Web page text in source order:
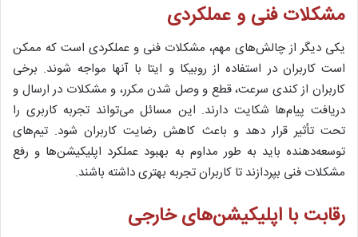
مشکلات فنی و عملکردی
یکی دیگر از چالش‌های مهم، مشکلات فنی و عملکردی است که ممکن
است کاربران در استفاده از روبیکا و ایتا با آنها مواجه شوند. برخی
کاربران از کندی سرعت، قطع و وصل شدن مکرر، و مشکلات در ارسال و
دریافت پیام‌ها شکایت دارند. این مسائل می‌تواند تجربه کاربری را
تحت تأثیر قرار دهد و باعث کاهش رضایت کاربران شود. تیم‌های
توسعه‌دهنده باید به طور مداوم به بهبود عملکرد اپلیکیشن‌ها و رفع
مشکلات فنی بپردازند تا کاربران تجربه بهتری داشته باشند.
رقابت با اپلیکیشن‌های خارجی